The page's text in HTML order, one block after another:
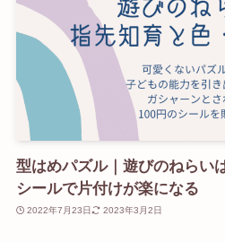
型はめパズル｜遊びのねらい
シールで片付けが楽になる
2022年7月23日 2023年3月2日